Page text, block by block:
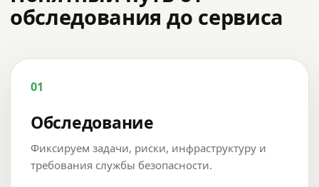
обследования до сервиса
01
Обследование
Фиксируем задачи, риски, инфраструктуру и
требования службы безопасности.